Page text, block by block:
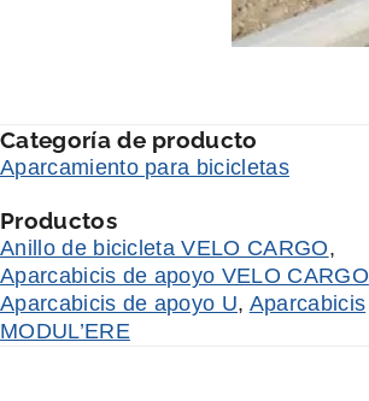
Categoría de producto
Aparcamiento para bicicletas
Productos
Anillo de bicicleta VELO CARGO,
Aparcabicis de apoyo VELO CARGO
Aparcabicis de apoyo U, Aparcabicis
MODUL’ERE